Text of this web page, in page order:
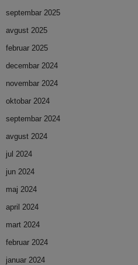
septembar 2025
avgust 2025
februar 2025
decembar 2024
novembar 2024
oktobar 2024
septembar 2024
avgust 2024
jul 2024
jun 2024
maj 2024
april 2024
mart 2024
februar 2024
januar 2024